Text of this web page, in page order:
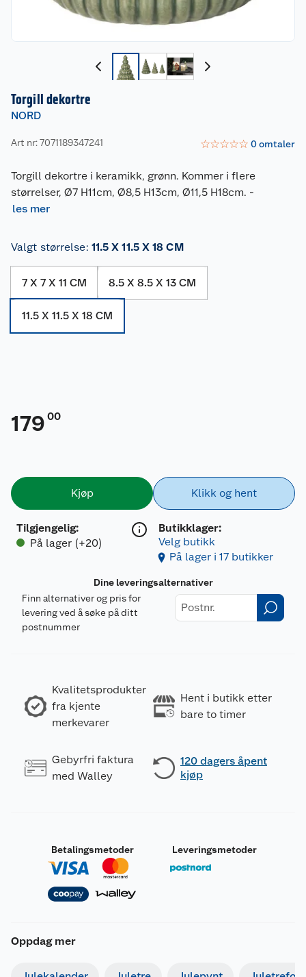
Torgill dekortre
NORD
Art nr: 7071189347241 ☆☆☆☆☆ 0omtaler
Torgill dekortre i keramikk, grønn. Kommer i flere
størrelser, Ø7 H11cm, Ø8,5 H13cm, Ø11,5 H18cm. -
les mer
Valgt størrelse: 11.5 X 11.5 X 18 CM
7 X 7 X 11 CM 8.5 X 8.5 X 13 CM
11.5 X 11.5 X 18 CM
179 00
Kjøp
Tilgjengelig:
På lager (+20)
Klikk og hent
Butikklager:
Velg butikk
På lager i 17 butikker
Dine leveringsalternativer
Finn alternativer og pris for
levering ved å søke på ditt
postnummer
Kvalitetsprodukter
fra kjente
merkevarer
Hent i butikk etter
bare to timer
Gebyrfri faktura
med Walley
120 dagers åpent
kjøp
Betalingsmetoder Leveringsmetoder
Oppdag mer